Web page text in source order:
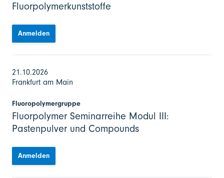
Fluorpolymerkunststoffe
Anmelden
21.10.2026
Frankfurt am Main
Fluoropolymergruppe
Fluorpolymer Seminarreihe Modul III:
Pastenpulver und Compounds
Anmelden